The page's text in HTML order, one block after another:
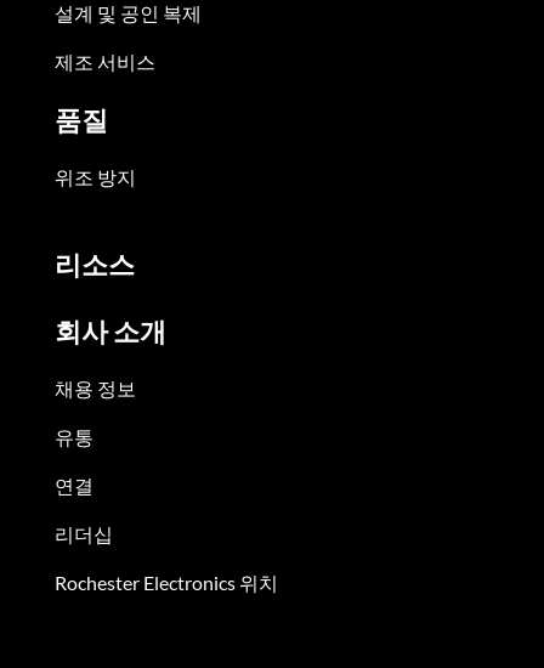
설계 및 공인 복제
제조 서비스
품질
위조 방지
리소스
회사 소개
채용 정보
유통
연결
리더십
Rochester Electronics 위치